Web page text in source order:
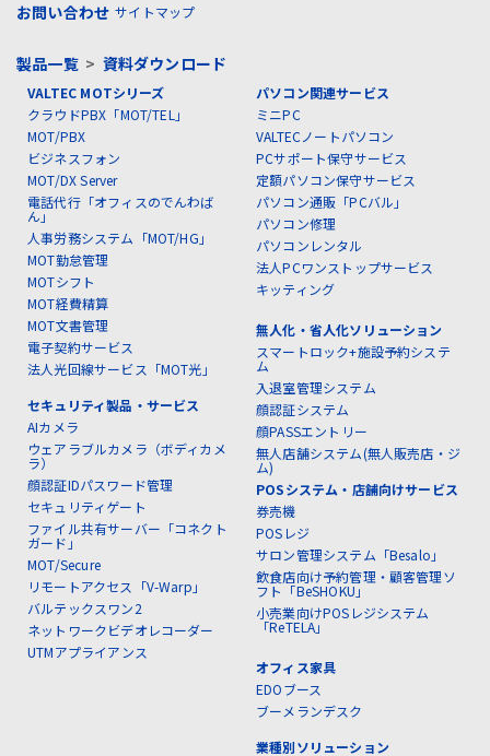
お問い合わせ サイトマップ
製品一覧> 資料ダウンロード
VALTEC MOTシリーズ
クラウドPBX「MOT/TEL」
MOT/PBX
ビジネスフォン
MOT/DX Server
電話代行「オフィスのでんわば
ん」
人事労務システム「MOT/HG」
MOT勤怠管理
MOTシフト
MOT経費精算
MOT文書管理
電子契約サービス
法人光回線サービス「MOT光」
セキュリティ製品・サービス
AIカメラ
ウェアラブルカメラ（ボディカメ
ラ）
顔認証IDパスワード管理
セキュリティゲート
ファイル共有サーバー「コネクト
ガード」
MOT/Secure
リモートアクセス「V-Warp」
バルテックスワン2
ネットワークビデオレコーダー
UTMアプライアンス
パソコン関連サービス
ミニPC
VALTECノートパソコン
PCサポート保守サービス
定額パソコン保守サービス
パソコン通販「PCバル」
パソコン修理
パソコンレンタル
法人PCワンストップサービス
キッティング
無人化・省人化ソリューション
スマートロック+施設予約システ
ム
入退室管理システム
顔認証システム
顔PASSエントリー
無人店舗システム(無人販売店・ジ
ム)
POSシステム・店舗向けサービス
券売機
POSレジ
サロン管理システム「Besalo」
飲食店向け予約管理・顧客管理ソ
フト「BeSHOKU」
小売業向けPOSレジシステム
「ReTELA」
オフィス家具
EDOブース
ブーメランデスク
業種別ソリューション